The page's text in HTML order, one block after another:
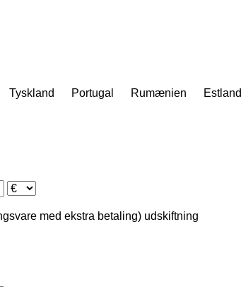
Tyskland Portugal Rumænien Estland
med ekstra betaling) udskiftning